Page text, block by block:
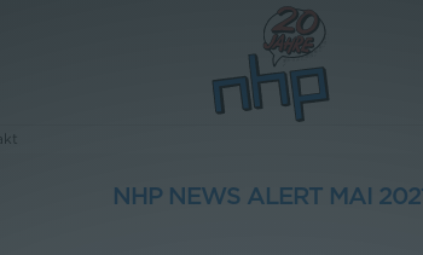
NHP NEWS ALERT MAI 2021